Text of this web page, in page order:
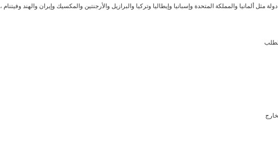
مباشر وغير مباشر إلى أكثر من 40 دولة مثل ألمانيا والمملكة المتحدة وإسبانيا وإيطاليا وتركيا والبرازيل والأرجنتين والمكسيك وإيران والهند وفيتنام ،